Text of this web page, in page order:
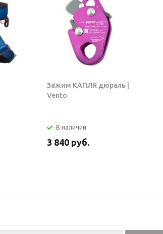
Зажим КАПЛЯ дюраль |
Vento
В наличии
3 840 руб.